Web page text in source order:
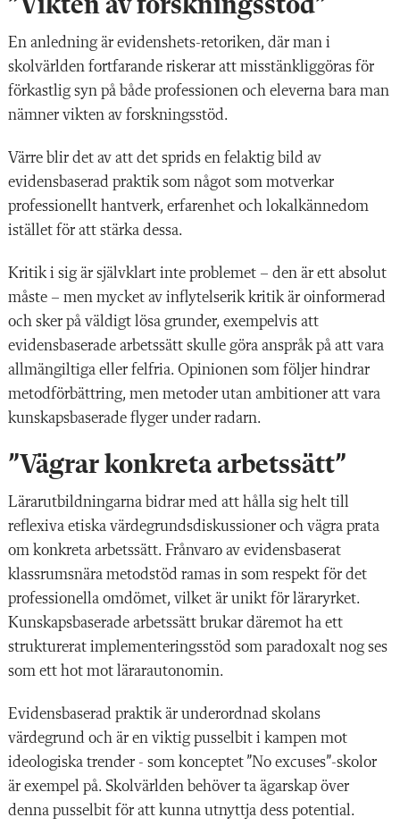
”Vikten av forskningsstöd”
En anledning är evidenshets-retoriken, där man i
skolvärlden fortfarande riskerar att misstänkliggöras för
förkastlig syn på både professionen och eleverna bara man
nämner vikten av forskningsstöd.
Värre blir det av att det sprids en felaktig bild av
evidensbaserad praktik som något som motverkar
professionellt hantverk, erfarenhet och lokalkännedom
istället för att stärka dessa.
Kritik i sig är självklart inte problemet – den är ett absolut
måste – men mycket av inflytelserik kritik är oinformerad
och sker på väldigt lösa grunder, exempelvis att
evidensbaserade arbetssätt skulle göra anspråk på att vara
allmängiltiga eller felfria. Opinionen som följer hindrar
metodförbättring, men metoder utan ambitioner att vara
kunskapsbaserade flyger under radarn.
”Vägrar konkreta arbetssätt”
Lärarutbildningarna bidrar med att hålla sig helt till
reflexiva etiska värdegrundsdiskussioner och vägra prata
om konkreta arbetssätt. Frånvaro av evidensbaserat
klassrumsnära metodstöd ramas in som respekt för det
professionella omdömet, vilket är unikt för läraryrket.
Kunskapsbaserade arbetssätt brukar däremot ha ett
strukturerat implementeringsstöd som paradoxalt nog ses
som ett hot mot lärarautonomin.
Evidensbaserad praktik är underordnad skolans
värdegrund och är en viktig pusselbit i kampen mot
ideologiska trender - som konceptet ”No excuses”-skolor
är exempel på. Skolvärlden behöver ta ägarskap över
denna pusselbit för att kunna utnyttja dess potential.